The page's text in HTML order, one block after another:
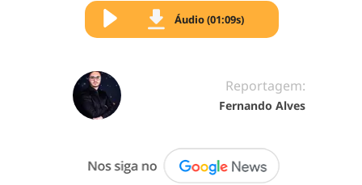
Áudio (01:09s)
Reportagem:
Fernando Alves